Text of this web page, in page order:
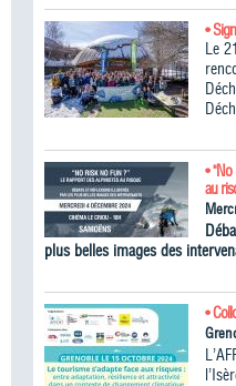
•
Le
•
au
plus belles images des
•